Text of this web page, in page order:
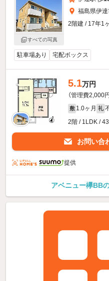
すべての写真
福島県伊
2階建 / 17年1
駐車場あり 宅配ボックス
5.1万円
（管理費2,000円
敷 1.0ヶ月 礼
2階 / 1LDK /
お問い合
提供
アベニュー欅BB